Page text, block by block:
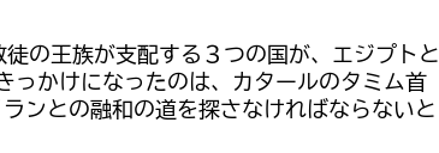
の王族が支配する３つの国が、エジプトと
っかけになったのは、カタールのタミム首
ンとの融和の道を探さなければならないと